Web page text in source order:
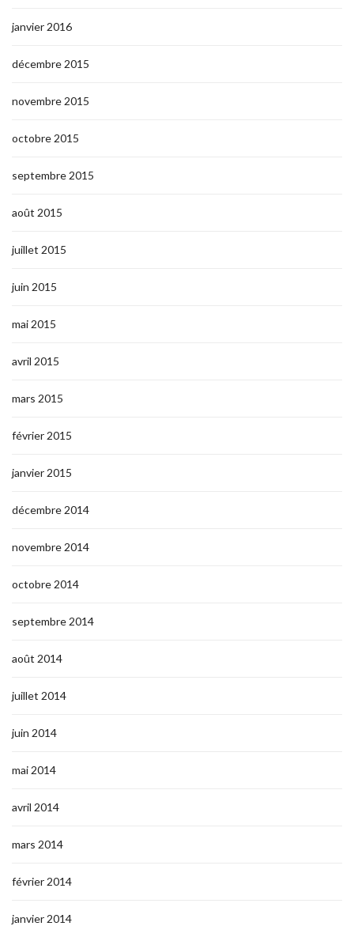
janvier 2016
décembre 2015
novembre 2015
octobre 2015
septembre 2015
août 2015
juillet 2015
juin 2015
mai 2015
avril 2015
mars 2015
février 2015
janvier 2015
décembre 2014
novembre 2014
octobre 2014
septembre 2014
août 2014
juillet 2014
juin 2014
mai 2014
avril 2014
mars 2014
février 2014
janvier 2014